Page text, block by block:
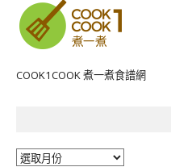
COOK1COOK 煮一煮食譜網
彙